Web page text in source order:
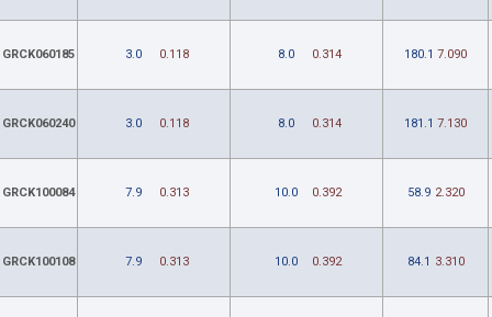
GRCK060185 3.0 0.118 8.0 0.314 180.1 7.090
GRCK060240 3.0 0.118 8.0 0.314 181.1 7.130
GRCK100084 7.9 0.313 10.0 0.392 58.9 2.320
GRCK100108 7.9 0.313 10.0 0.392 84.1 3.310